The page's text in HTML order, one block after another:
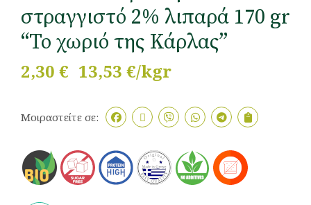
στραγγιστό 2% λιπαρά 170 gr
“Το χωριό της Κάρλας”
2,30 € 13,53 €/kgr
Μοιραστείτε σε: